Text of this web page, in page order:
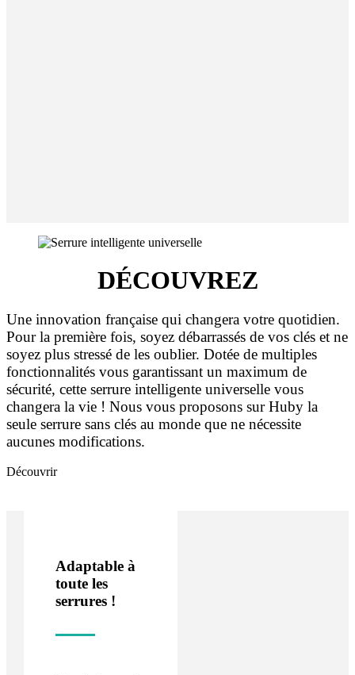
DÉCOUVREZ
Une innovation française qui changera votre quotidien.
Pour la première fois, soyez débarrassés de vos clés et ne
soyez plus stressé de les oublier. Dotée de multiples
fonctionnalités vous garantissant un maximum de
sécurité, cette serrure intelligente universelle vous
changera la vie ! Nous vous proposons sur Huby la
seule serrure sans clés au monde que ne nécessite
aucunes modifications.
Découvrir
Adaptable à
toute les
serrures !